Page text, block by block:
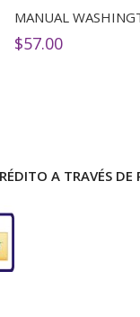
$57.00
A TRAVÉS DE